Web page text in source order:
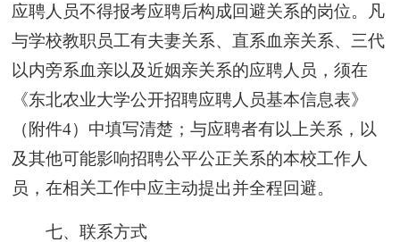
应聘人员不得报考应聘后构成回避关系的岗位。凡
与学校教职员工有夫妻关系、直系血亲关系、三代
以内旁系血亲以及近姻亲关系的应聘人员，须在
《东北农业大学公开招聘应聘人员基本信息表》
（附件4）中填写清楚；与应聘者有以上关系，以
及其他可能影响招聘公平公正关系的本校工作人
员，在相关工作中应主动提出并全程回避。
七、联系方式